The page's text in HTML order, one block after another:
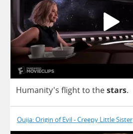
Humanity's flightto thestars.
Ouija: Origin of Evil - Creepy Little Sister